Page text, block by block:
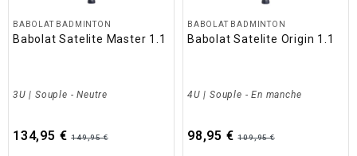
BABOLAT BADMINTON
Babolat Satelite Master 1.1
3U | Souple - Neutre
134,95 € 149,95 €
BABOLAT BADMINTON
Babolat Satelite Origin 1.1
4U | Souple - En manche
98,95 € 109,95 €